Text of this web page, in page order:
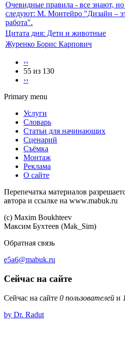
Очевидные правила - все знают, но
следуют: М. Монтейро "Дизайн –
работа".
Цитата дня: Дети и животные
Журенко Борис Карпович
‹‹
55 из 130
››
Primary menu
Услуги
Словарь
Статьи для начинающих
Сценарий
Съёмка
Монтаж
Реклама
О сайте
Перепечатка материалов
автора и ссылке на www.mabuk.ru
(c) Maхim Boukhteev
Максим Бухтеев (Mak_Sim)
Обратная связь
e5a6@mabuk.ru
Сейчас на сайте
Сейчас на сайте 0 пользователей и
by Dr. Radut